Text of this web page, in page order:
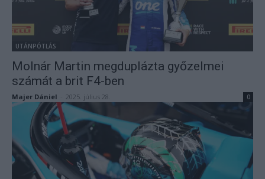
UTÁNPÓTLÁS
Molnár Martin megduplázta győzelmei
számát a brit F4-ben
Majer Dániel 2025. július 28. 0